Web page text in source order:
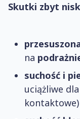
Skutki zbyt
na
suchość i
uciążliwe
kontaktowe)